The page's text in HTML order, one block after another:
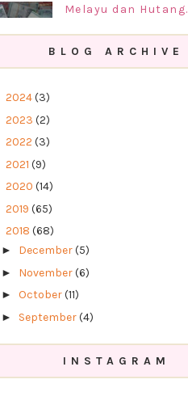
Melayu dan Hutang.
BLOG ARCHIVE
2024(3)
2023 (2)
2022 (3)
2021 (9)
2020 (14)
2019 (65)
2018 (68)
► December(5)
► November(6)
►October(11)
► September(4)
INSTAGRAM